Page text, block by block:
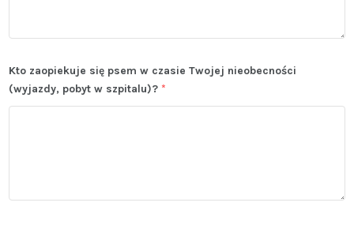
Kto zaopiekuje się psem w czasie Twojej nieobecności
(wyjazdy, pobyt w szpitalu)? *